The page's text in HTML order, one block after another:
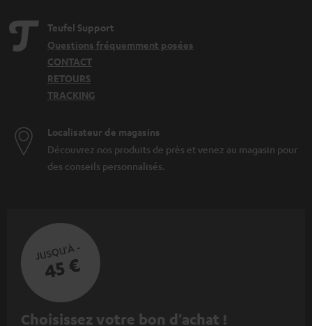
Teufel Support
Questions fréquemment posées
CONTACT
RETOURS
TRACKING
Localisateur de magasins
Découvrez nos produits de près et venez au magasin pour
des conseils personnalisés.
JUSQU'À -
45 €
I
Choisissez votre bon d'achat !